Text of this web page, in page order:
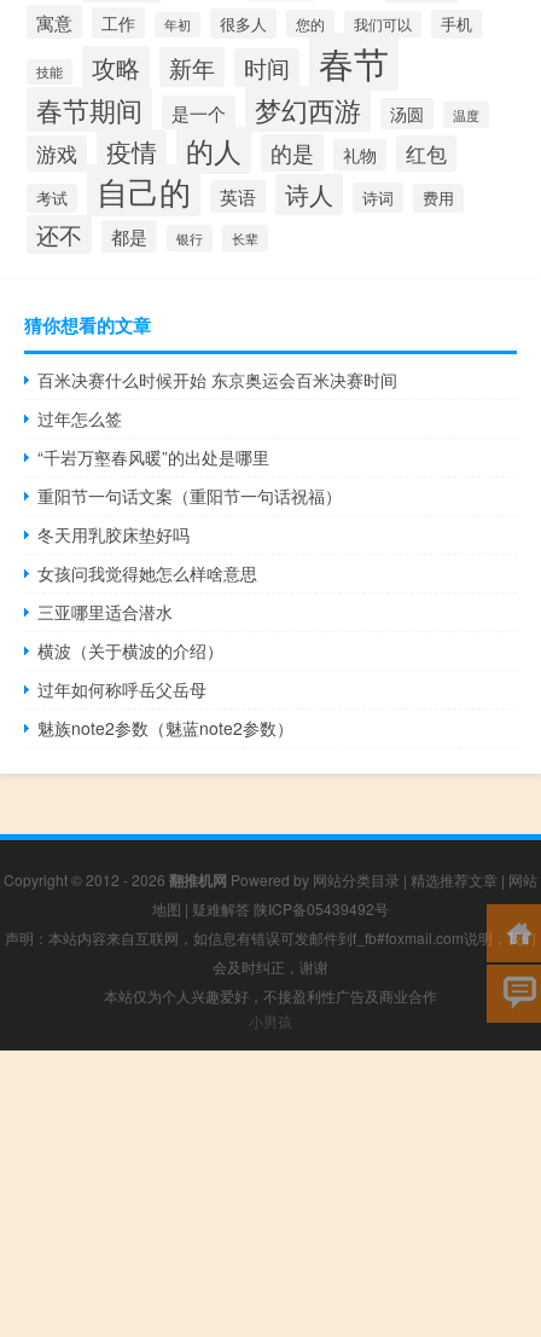
寓意 工作 年初 很多人 您的 我们可以 手机
技能 攻略 新年 时间 春节
春节期间 是一个 梦幻西游 汤圆 温度
游戏 疫情 的人 的是 礼物 红包
考试 自己的 英语 诗人 诗词 费用
还不 都是 银行 长辈
猜你想看的文章
百米决赛什么时候开始 东京奥运会百米决赛时间
过年怎么签
“千岩万壑春风暖”的出处是哪里
重阳节一句话文案（重阳节一句话祝福）
冬天用乳胶床垫好吗
女孩问我觉得她怎么样啥意思
三亚哪里适合潜水
横波（关于横波的介绍）
过年如何称呼岳父岳母
魅族note2参数（魅蓝note2参数）
Copyright © 2012 - 2026 翻推机网 Powered by 网站分类目录 | 精选推荐文章 | 网站
地图 | 疑难解答 陕ICP备05439492号
声明：本站内容来自互联网，如信息有错误可发邮件到f_fb#foxmail.com说明，我们
会及时纠正，谢谢
本站仅为个人兴趣爱好，不接盈利性广告及商业合作
小男孩